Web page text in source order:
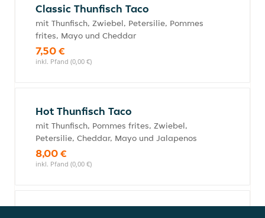
Classic Thunfisch Taco
mit Thunfisch, Zwiebel, Petersilie, Pommes
frites, Mayo und Cheddar
7,50 €
inkl. Pfand (0,00 €)
Hot Thunfisch Taco
mit Thunfisch, Pommes frites, Zwiebel,
Petersilie, Cheddar, Mayo und Jalapenos
8,00 €
inkl. Pfand (0,00 €)